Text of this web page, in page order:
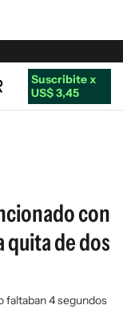
Suscribite x
US$ 3,45
con
quita de dos
faltaban 4 segundos